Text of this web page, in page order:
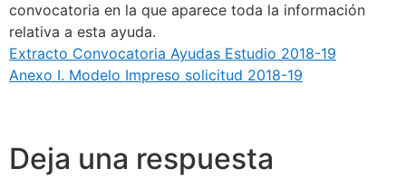
convocatoria en la que aparece toda la información
relativa a esta ayuda.
Extracto Convocatoria Ayudas Estudio 2018-19
Anexo I. Modelo Impreso solicitud 2018-19
Deja una respuesta